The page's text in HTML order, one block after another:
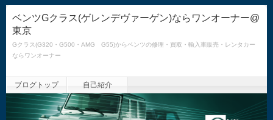
ベンツGクラス(ゲレンデヴァーゲン)ならワンオーナー@
東京
Gクラス(G320・G500・AMG G55)からベンツの修理・買取・輸入車販売・レンタカー
ならワンオーナー
ブログトップ 自己紹介